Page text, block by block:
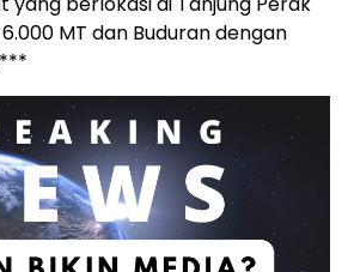
MT dan Buduran dengan